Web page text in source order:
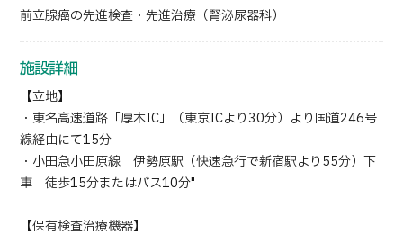
前立腺癌の先進検査・先進治療（腎泌尿器科）
施設詳細
【立地】
・東名高速道路「厚木IC」（東京ICより30分）より国道246号
線経由にて15分
・小田急小田原線 伊勢原駅（快速急行で新宿駅より55分）下
車 徒歩15分またはバス10分"
【保有検査治療機器】